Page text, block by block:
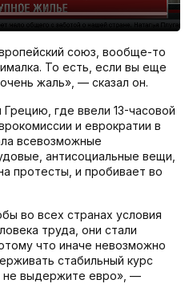
союз, вообще-то
То есть, если вы еще
жаль», — сказал он.
где ввели 13-часовой
и еврократии в
всевозможные
антисоциальные вещи,
протесты, и пробивает во
во всех странах условия
труда, они стали
что иначе невозможно
стабильный курс
не выдержите евро», —